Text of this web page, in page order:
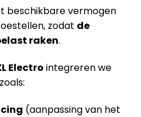
beschikbare vermogen
zodat de
raken.
Electro integreren we
(aanpassing van het